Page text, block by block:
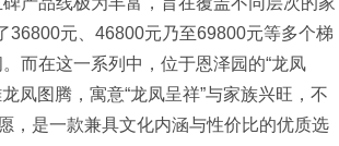
36800元、46800元乃至69800元等多个梯
而在这一系列中，位于恩泽园的“龙凤
凤图腾，寓意“龙凤呈祥”与家族兴旺，不
，是一款兼具文化内涵与性价比的优质选